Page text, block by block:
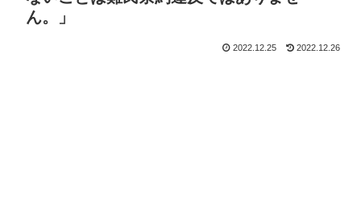
ん。」
2022.12.25 2022.12.26